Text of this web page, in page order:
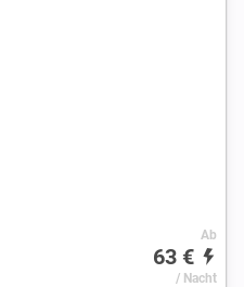
Ab
63 €
/ Nacht